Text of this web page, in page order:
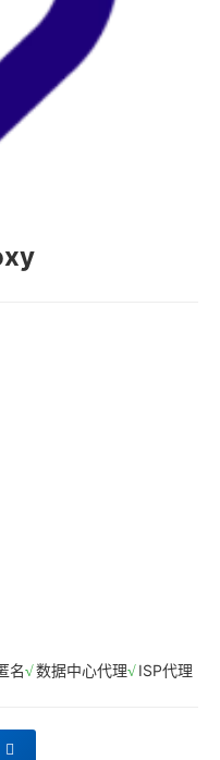
名 数据中心代理 ISP代理